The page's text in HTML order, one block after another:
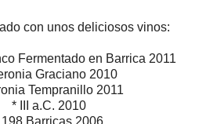
con unos deliciosos vinos:
Fermentado en Barrica 2011
Graciano 2010
Tempranillo 2011
* III a.C. 2010
Barricas 2006